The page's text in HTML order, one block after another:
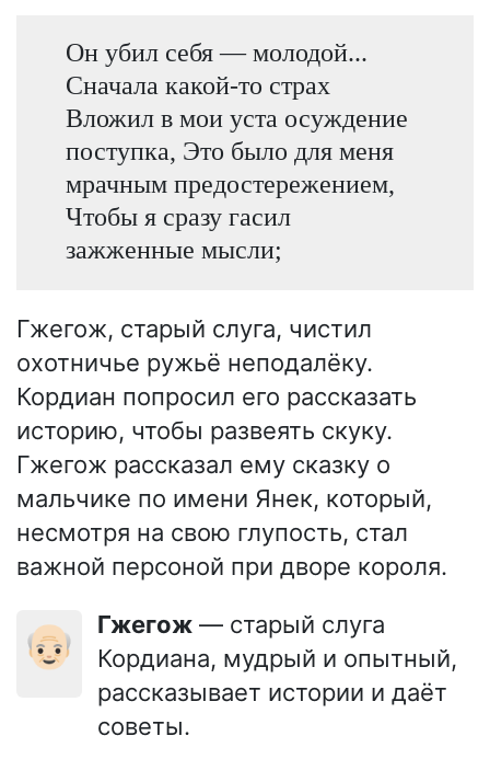
Он убил себя — молодой...
Сначала какой-то страх
Вложил в мои уста осуждение
поступка, Это было для меня
мрачным предостережением,
Чтобы я сразу гасил
зажженные мысли;
Гжегож, старый слуга, чистил
охотничье ружьё неподалёку.
Кордиан попросил его рассказать
историю, чтобы развеять скуку.
Гжегож рассказал ему сказку о
мальчике по имени Янек, который,
несмотря на свою глупость, стал
важной персоной при дворе короля.
👴🏻 Гжегож — старый слуга
Кордиана, мудрый и опытный,
рассказывает истории и даёт
советы.